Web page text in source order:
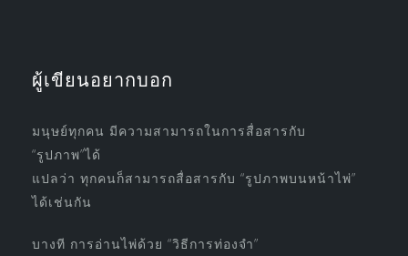
ผู้เขียนอยากบอก
มนุษย์ทุกคน มีความสามารถในการสื่อสารกับ
“รูปภาพ”ได้
แปลว่า ทุกคนก็สามารถสื่อสารกับ “รูปภาพบนหน้าไพ่”
ได้เช่นกัน
บางที การอ่านไพ่ด้วย “วิธีการท่องจำ”